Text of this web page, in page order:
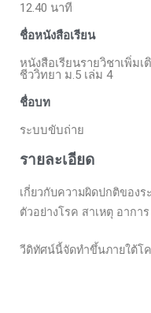
12.40 นาที
ชื่อหนังสือเรียน
หนังสือเรียนรายวิชาเพิ่ม
ชีววิทยา ม.5 เล่ม 4
ชื่อบท
ระบบขับถ่าย
รายละเอียด
เกี่ยวกับความผิดปกติของ
ตัวอย่างโรค สาเหตุ อากา
วีดิทัศน์นี้จัดทำขึ้นภายใต้โ